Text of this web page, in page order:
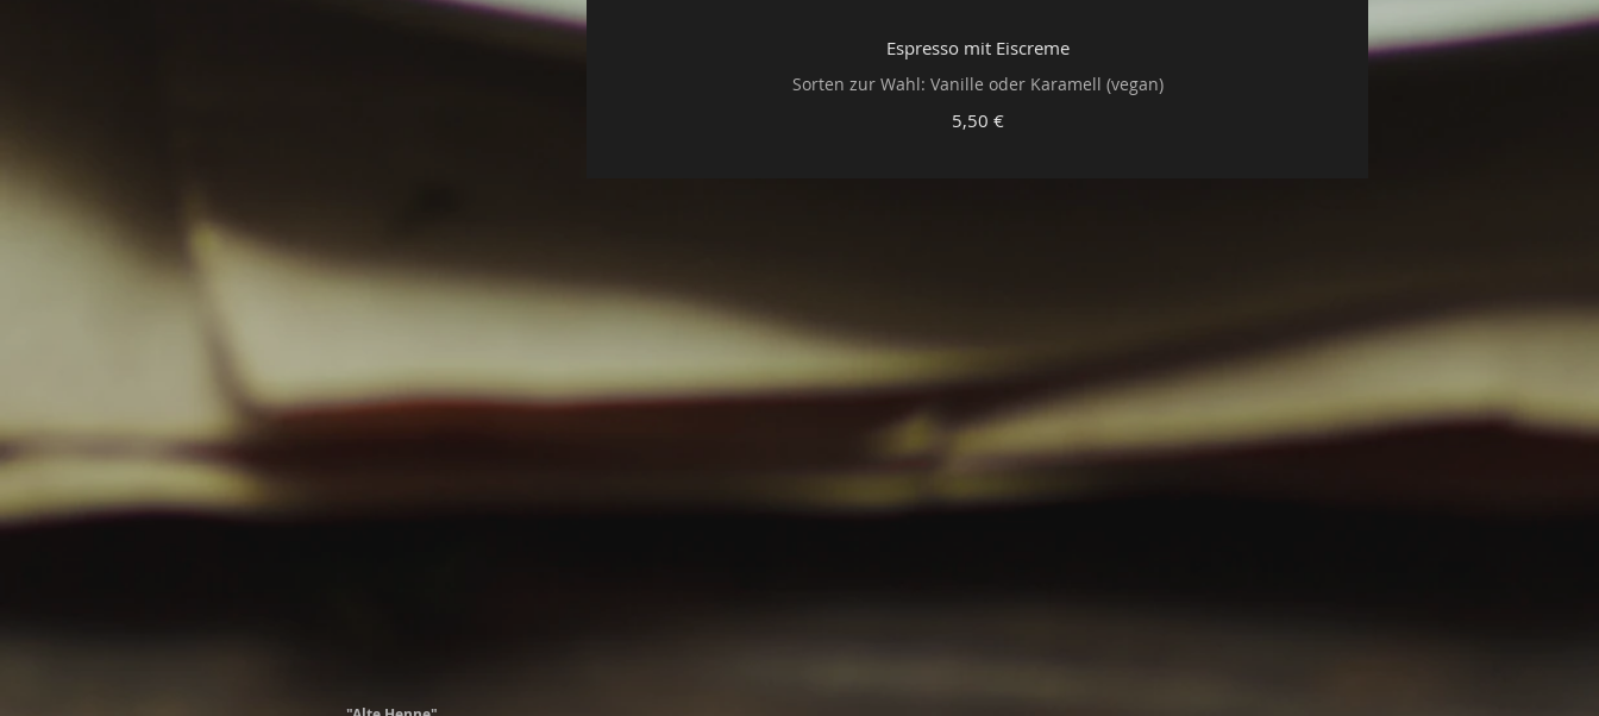
Espresso mit Eiscreme
Sorten zur Wahl: Vanille oder Karamell (vegan)
5,50 €